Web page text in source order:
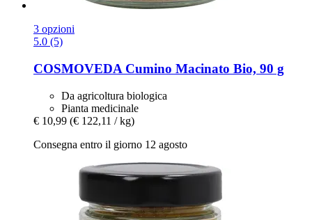
3 opzioni
5.0 (5)
COSMOVEDA Cumino Macinato Bio, 90 g
Da agricoltura biologica
Pianta medicinale
€ 10,99 (€ 122,11 / kg)
Consegna entro il giorno 12 agosto